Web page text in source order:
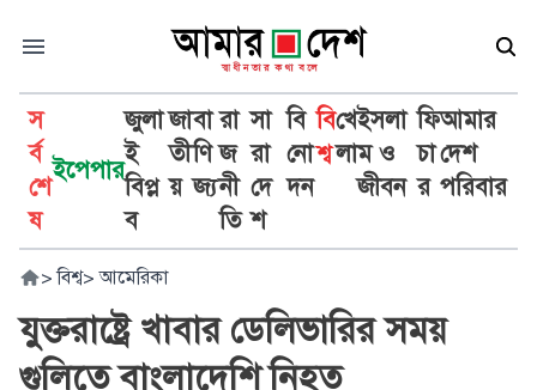
স
র্ব
শে
ষ
ইপেপার
জুলা
ই
বিপ্ল
ব
জা
তী
য়
বা
ণি
জ্য
রা
জ
নী
তি
সা
রা
দে
শ
বি
নো
দন
বি
শ্ব
খে
লা
ইসলা
ম ও
জীবন
ফি
চা
র
আমার
দেশ
পরিবার
> বিশ্ব> আমেরিকা
যুক্তরাষ্ট্রে খাবার ডেলিভারির সময়
গুলিতে বাংলাদেশি নিহত